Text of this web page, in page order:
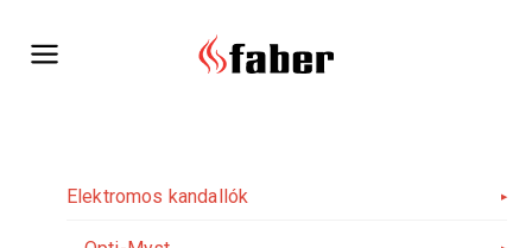
content
Elektromos kandallók